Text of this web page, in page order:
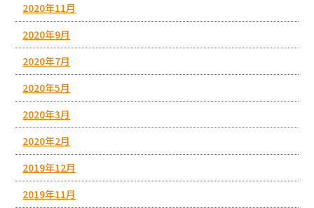
2020年11月
2020年9月
2020年7月
2020年5月
2020年3月
2020年2月
2019年12月
2019年11月